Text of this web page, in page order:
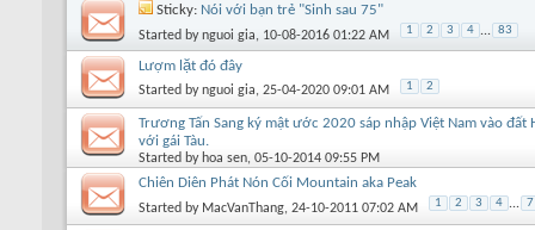
Sticky: Nói với bạn trẻ "Sinh sau 75"
Started bynguoi gia, 10-08-2016 01:22 AM 1 2 3 4 ... 83
Lượm lặt đó đây
Started bynguoi gia, 25-04-2020 09:01 AM 1 2
Trương Tấn Sang ký mật ước 2020 sáp nhập Việt Nam vào đất
với gái Tàu.
Started by hoa sen, 05-10-2014 09:55 PM
Chiên Diên Phát Nón Cối Mountain aka Peak
Started by MacVanThang, 24-10-2011 07:02 AM 1 2 3 4 ... 7